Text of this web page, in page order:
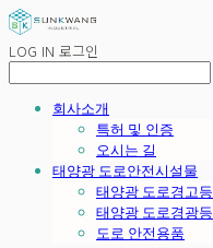
LOG IN 로그인
회사소개
특허 및 인증
오시는 길
태양광 도로안전시설물
태양광 도로경고등
태양광 도로경광등
도로 안전용품